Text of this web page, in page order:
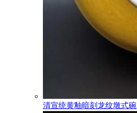
清宣统黄釉暗刻龙纹墩式碗